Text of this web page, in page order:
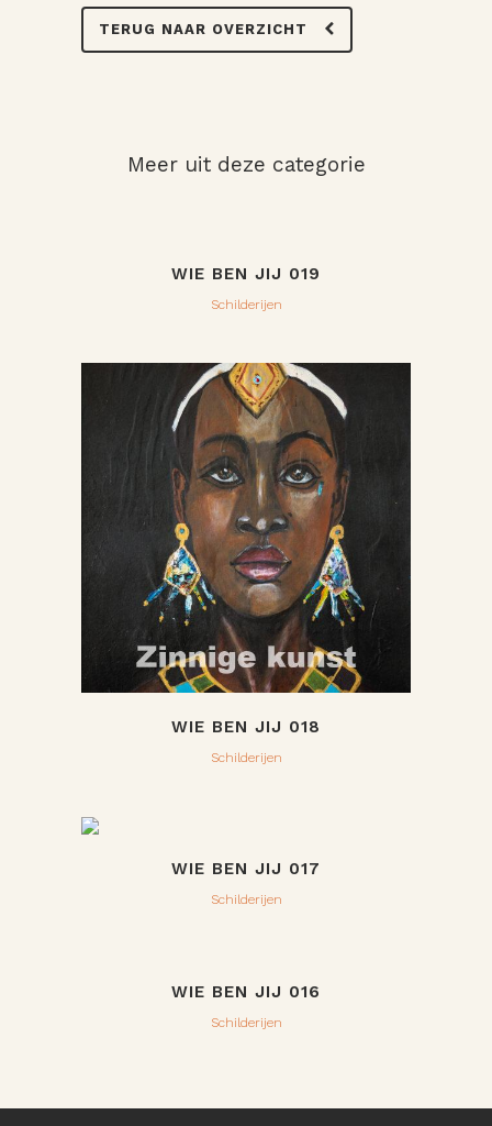
TERUG NAAR OVERZICHT
Meer uit deze categorie
WIE BEN JIJ 019
Schilderijen
WIE BEN JIJ 018
Schilderijen
WIE BEN JIJ 017
Schilderijen
WIE BEN JIJ 016
Schilderijen